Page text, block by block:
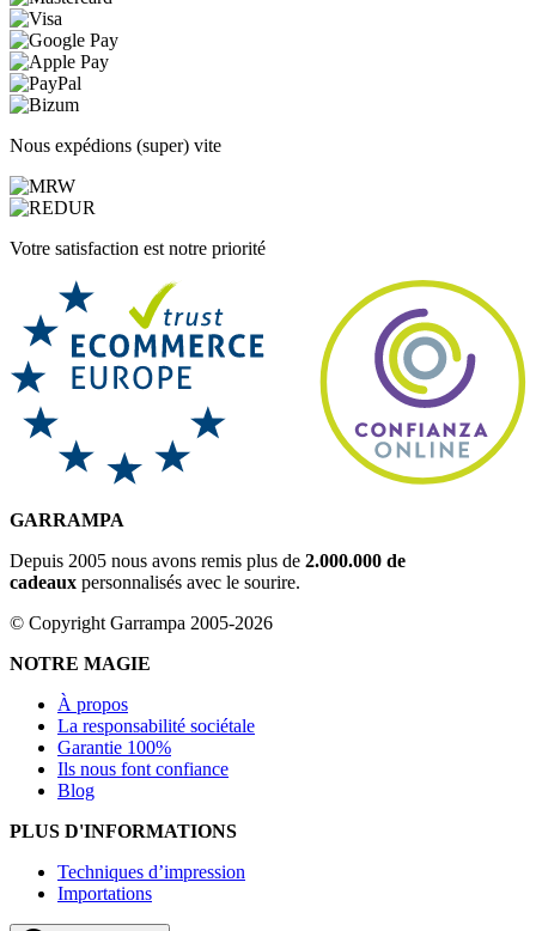
Nous expédions (super) vite
Votre satisfaction est notre priorité
GARRAMPA
Depuis 2005 nous avons remis plus de 2.000.000 de
cadeaux personnalisés avec le sourire.
© Copyright Garrampa 2005-2026
NOTRE MAGIE
À propos
La responsabilité sociétale
Garantie 100%
Ils nous font confiance
Blog
PLUS D'INFORMATIONS
Techniques d’impression
Importations